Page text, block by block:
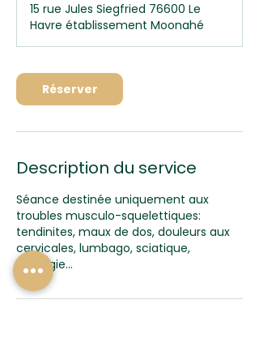
15 rue Jules Siegfried 76600 Le
Havre établissement Moonahé
Réserver
Description du service
Séance destinée uniquement aux
troubles musculo-squelettiques:
tendinites, maux de dos, douleurs aux
cervicales, lumbago, sciatique,
cruralgie...